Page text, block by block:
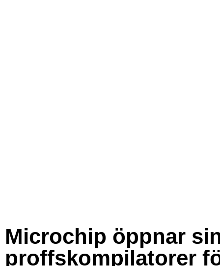
Microchip öppnar
proffskompilatorer